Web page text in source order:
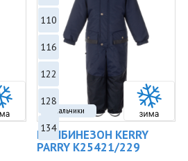
Мальчики
110
116
122
128
134
КОМБИНЕЗОН KERRY
PARRY K25421/229